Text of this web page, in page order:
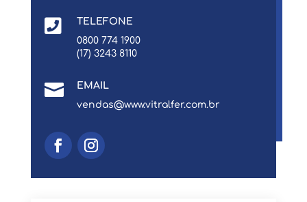

TELEFONE
0800 774 1900
(17) 3243 8110

EMAIL
vendas@www.vitralfer.com.br